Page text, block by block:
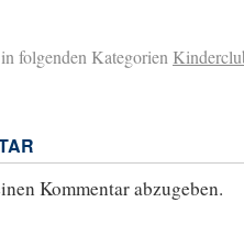
folgenden Kategorien
Kommentar abzugeben.